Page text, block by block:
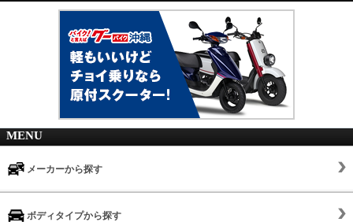
MENU
メーカーから探す
ボディタイプから探す